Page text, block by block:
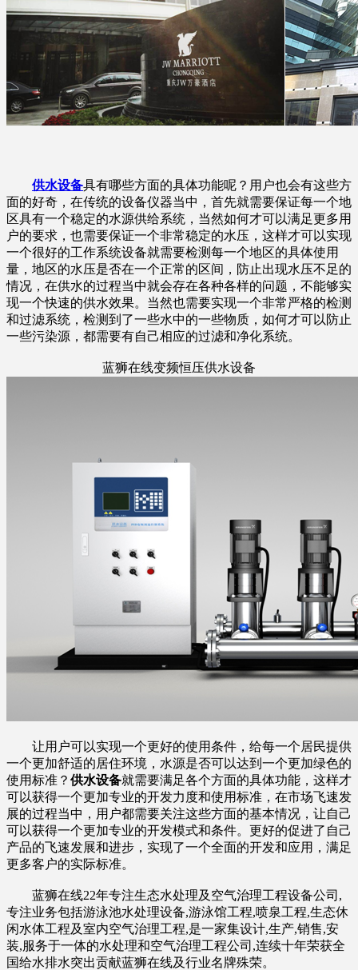
供水设备具有哪些方面的具体功能呢？用户也会有这些方
面的好奇，在传统的设备仪器当中，首先就需要保证每一个地
区具有一个稳定的水源供给系统，当然如何才可以满足更多用
户的要求，也需要保证一个非常稳定的水压，这样才可以实现
一个很好的工作系统设备就需要检测每一个地区的具体使用
量，地区的水压是否在一个正常的区间，防止出现水压不足的
情况，在供水的过程当中就会存在各种各样的问题，不能够实
现一个快速的供水效果。当然也需要实现一个非常严格的检测
和过滤系统，检测到了一些水中的一些物质，如何才可以防止
一些污染源，都需要有自己相应的过滤和净化系统。
蓝狮在线变频恒压供水设备
让用户可以实现一个更好的使用条件，给每一个居民提供
一个更加舒适的居住环境，水源是否可以达到一个更加绿色的
使用标准？ 供水设备就需要满足各个方面的具体功能，这样才
可以获得一个更加专业的开发力度和使用标准，在市场飞速发
展的过程当中，用户都需要关注这些方面的基本情况，让自己
可以获得一个更加专业的开发模式和条件。更好的促进了自己
产品的飞速发展和进步，实现了一个全面的开发和应用，满足
更多客户的实际标准。
蓝狮在线22年专注生态水处理及空气治理工程设备公司,
专注业务包括游泳池水处理设备,游泳馆工程,喷泉工程,生态休
闲水体工程及室内空气治理工程,是一家集设计,生产,销售,安
装,服务于一体的水处理和空气治理工程公司,连续十年荣获全
国给水排水突出贡献蓝狮在线及行业名牌殊荣。